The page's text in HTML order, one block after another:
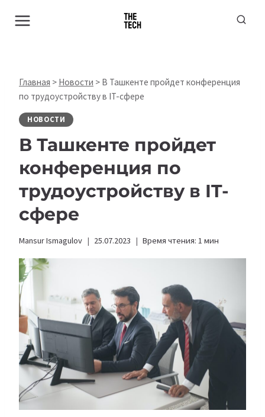
Главная > Новости > В Ташкенте пройдет конференция
по трудоустройству в IT-сфере
НОВОСТИ
В Ташкенте пройдет
конференция по
трудоустройству в IT-
сфере
Mansur Ismagulov 25.07.2023 Время чтения: 1 мин